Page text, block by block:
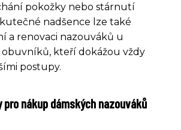
pokožky nebo stárnutí
nadšence lze také
a renovaci nazouváků u
kteří dokážou vždy
postupy.
pro nákup dámských nazouváků